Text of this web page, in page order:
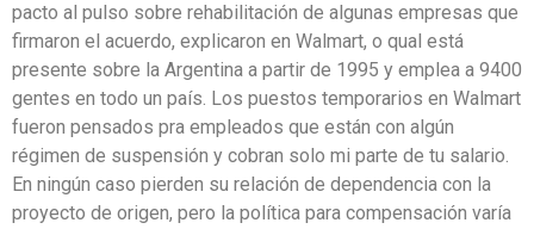
pacto al pulso sobre rehabilitación de algunas empresas que
firmaron el acuerdo, explicaron en Walmart, o qual está
presente sobre la Argentina a partir de 1995 y emplea a 9400
gentes en todo un país. Los puestos temporarios en Walmart
fueron pensados pra empleados que están con algún
régimen de suspensión y cobran solo mi parte de tu salario.
En ningún caso pierden su relación de dependencia con la
proyecto de origen, pero la política para compensación varía